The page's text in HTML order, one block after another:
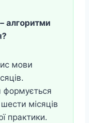
алгоритми
мови
формується
місяців
практики.